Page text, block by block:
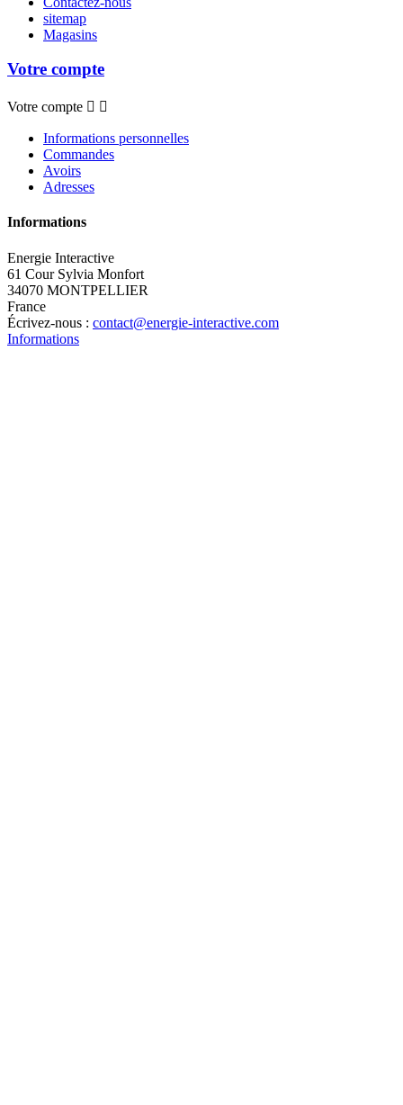
sitemap
Magasins
Votre compte
Votre compte  
Informations personnelles
Commandes
Avoirs
Adresses
Informations
Energie Interactive
61 Cour Sylvia Monfort
34070 MONTPELLIER
France
Écrivez-nous : contact@energie-interactive.com
Informations